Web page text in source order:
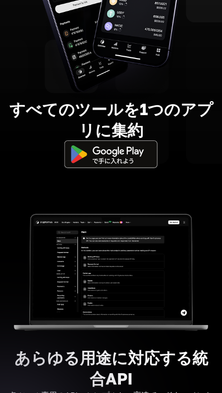
すべてのツールを1つのアプ
リに集約
あらゆる用途に対応する統
合API